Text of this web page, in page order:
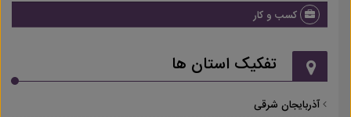
کسب و کار
تفکیک استان ها
آذربایجان شرقی